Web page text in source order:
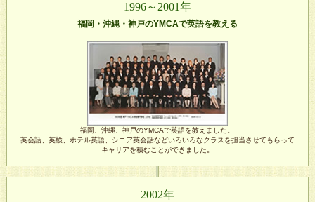
1996～2001年
福岡・沖縄・神戸のYMCAで英語を教える
福岡、沖縄、神戸のYMCAで英語を教えました。
英会話、英検、ホテル英語、シニア英会話などいろいろなクラスを担当させてもらって
キャリアを積むことができました。
2002年